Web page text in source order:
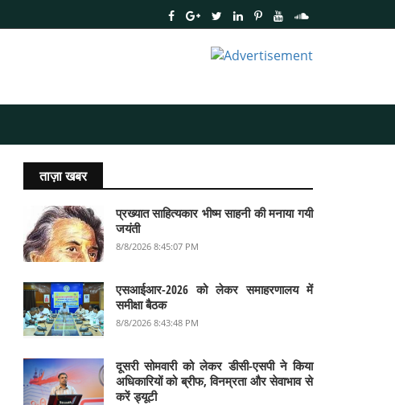
ताज़ा खबर
प्रख्यात साहित्यकार भीष्म साहनी की मनाया गयी
जयंती
8/8/2026 8:45:07 PM
एसआईआर-2026 को लेकर समाहरणालय में
समीक्षा बैठक
8/8/2026 8:43:48 PM
दूसरी सोमवारी को लेकर डीसी-एसपी ने किया
अधिकारियों को ब्रीफ, विनम्रता और सेवाभाव से
करें ड्यूटी